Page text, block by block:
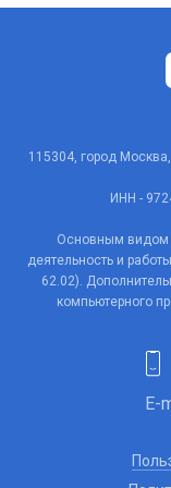
115304, город
ИНН -
Основным видом
деятельность и
62.02).
компьютерного
E-